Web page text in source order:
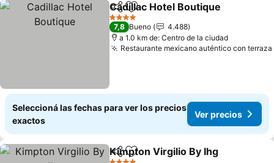
CompartirAñadir a favoritos
Cadillac Hotel Boutique
4 Estrellas
7,8 Bueno
4.488
a 1.0 km de: Centro de la ciudad
Restaurante mexicano auténtico con terraza
Seleccioná las fechas para ver los precios
exactos
Ver precios
CompartirAñadir a favoritos
Kimpton Virgilio By Ihg